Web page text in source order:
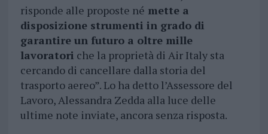
risponde alle proposte né mette a
disposizione strumenti in grado di
garantire un futuro a oltre mille
lavoratori che la proprietà di Air Italy sta
cercando di cancellare dalla storia del
trasporto aereo”. Lo ha detto l’Assessore del
Lavoro, Alessandra Zedda alla luce delle
ultime note inviate, ancora senza risposta.